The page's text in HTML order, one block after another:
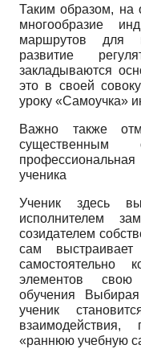
Таким образом, на
многообразие
маршрутов для
развитие
закладываются
это в своей
уроку «Самоучка»
Важно также
существенным
профессиональная
ученика
Ученик здесь
исполнителем
созидателем
сам
самостоятельно
элементов свою
обучения
ученик
«раннюю учебную